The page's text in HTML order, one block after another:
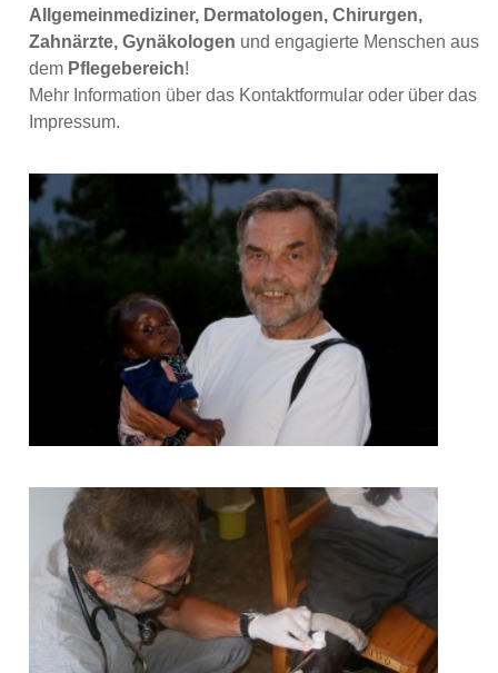
Allgemeinmediziner, Dermatologen, Chirurgen,
Zahnärzte, Gynäkologen und engagierte Menschen aus
dem Pflegebereich!
Mehr Information über das Kontaktformular oder über das
Impressum.